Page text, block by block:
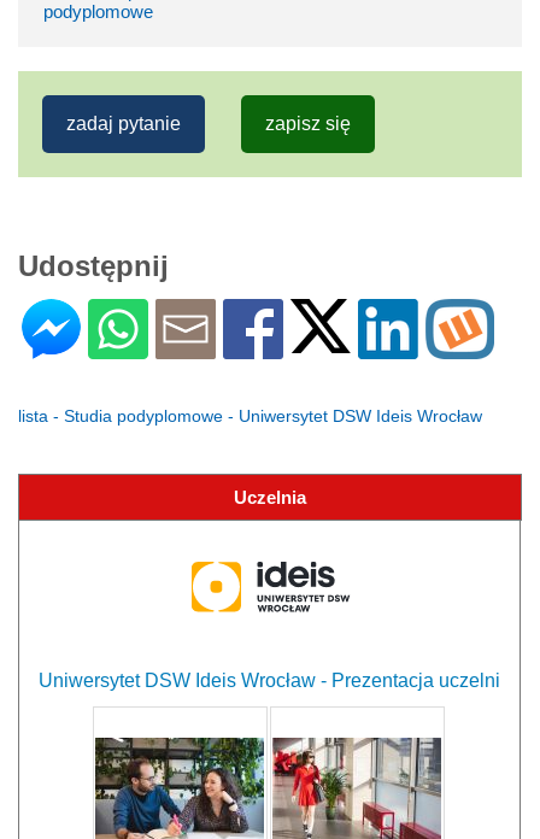
podyplomowe
zadaj pytanie zapisz się
Udostępnij
lista - Studia podyplomowe - Uniwersytet DSW Ideis Wrocław
Uczelnia
Uniwersytet DSW Ideis Wrocław - Prezentacja uczelni